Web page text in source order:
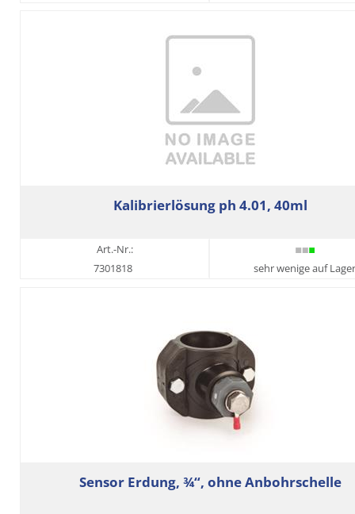
Kalibrierlösung ph 4.01, 40ml
Art.-Nr.:
7301818
sehr wenige auf Lager
Sensor Erdung, ¾“, ohne Anbohrschelle